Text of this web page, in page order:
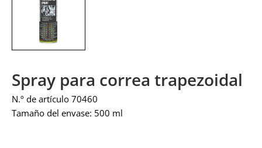
Spray para correa trapezoidal
N.º de artículo 70460
Tamaño del envase: 500 ml